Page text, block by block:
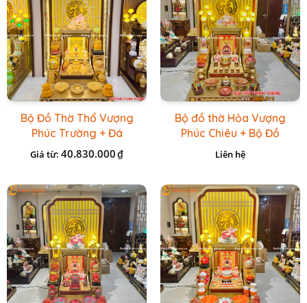
Bộ Đồ Thờ Thổ Vượng
Phúc Trường + Đá
Onix Vàng
Giá từ: 40.830.000₫
Bộ đồ thờ Hỏa Vượng
Phúc Chiêu + Bộ Đồ
Thờ Đá Đỏ Bọc Đồng
Cao cấp
Liên hệ